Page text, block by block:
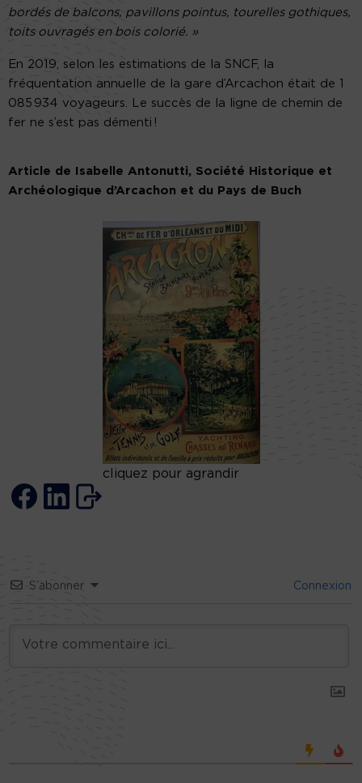
bordés de balcons, pavillons pointus, tourelles gothiques,
toits ouvragés en bois colorié. »
En 2019, selon les estimations de la SNCF, la
fréquentation annuelle de la gare d’Arcachon était de 1
085 934 voyageurs. Le succès de la ligne de chemin de
fer ne s’est pas démenti !
Article de Isabelle Antonutti, Société Historique et
Archéologique d’Arcachon et du Pays de Buch
cliquez pour agrandir
S’abonner Connexion